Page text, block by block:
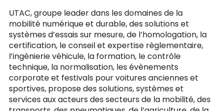
UTAC, groupe leader dans les domaines de la
mobilité numérique et durable, des solutions et
systèmes d’essais sur mesure, de l’homologation, la
certification, le conseil et expertise règlementaire,
l’ingénierie véhicule, la formation, le contrôle
technique, la normalisation, les évènements
corporate et festivals pour voitures anciennes et
sportives, propose des solutions, systèmes et
services aux acteurs des secteurs de la mobilité, des